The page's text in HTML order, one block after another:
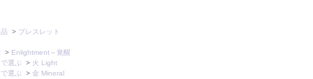
> ブレスレット
> Enlightment～覚醒
選ぶ > 火 Light
選ぶ > 金 Mineral